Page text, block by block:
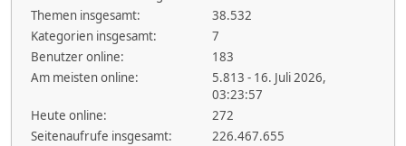
Themen insgesamt:
38.532
Kategorien insgesamt:
7
Benutzer online:
183
Am meisten online:
5.813 - 16. Juli 2026,
03:23:57
Heute online:
272
Seitenaufrufe insgesamt:
226.467.655